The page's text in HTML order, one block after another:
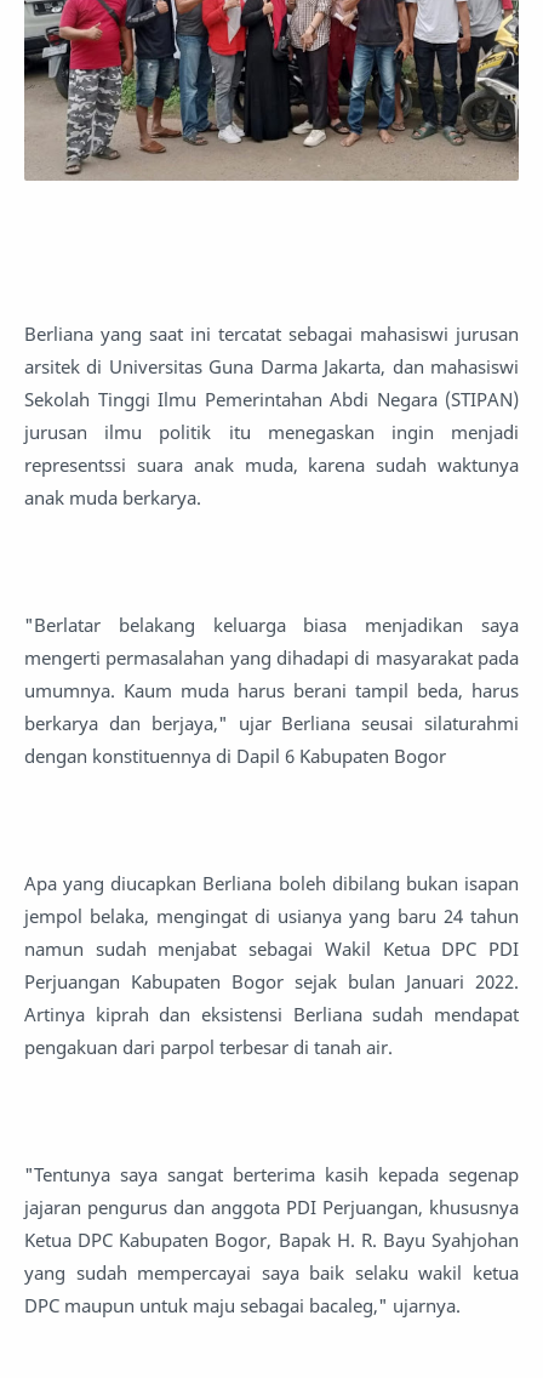
Berliana yang saat ini tercatat sebagai mahasiswi jurusan
arsitek di Universitas Guna Darma Jakarta, dan mahasiswi
Sekolah Tinggi Ilmu Pemerintahan Abdi Negara (STIPAN)
jurusan ilmu politik itu menegaskan ingin menjadi
representssi suara anak muda, karena sudah waktunya
anak muda berkarya.
"Berlatar belakang keluarga biasa menjadikan saya
mengerti permasalahan yang dihadapi di masyarakat pada
umumnya. Kaum muda harus berani tampil beda, harus
berkarya dan berjaya," ujar Berliana seusai silaturahmi
dengan konstituennya di Dapil 6 Kabupaten Bogor
Apa yang diucapkan Berliana boleh dibilang bukan isapan
jempol belaka, mengingat di usianya yang baru 24 tahun
namun sudah menjabat sebagai Wakil Ketua DPC PDI
Perjuangan Kabupaten Bogor sejak bulan Januari 2022.
Artinya kiprah dan eksistensi Berliana sudah mendapat
pengakuan dari parpol terbesar di tanah air.
"Tentunya saya sangat berterima kasih kepada segenap
jajaran pengurus dan anggota PDI Perjuangan, khususnya
Ketua DPC Kabupaten Bogor, Bapak H. R. Bayu Syahjohan
yang sudah mempercayai saya baik selaku wakil ketua
DPC maupun untuk maju sebagai bacaleg," ujarnya.